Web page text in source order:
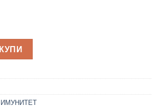
против възпаления x30 капсули
КУПИ
ИМУНИТЕТ